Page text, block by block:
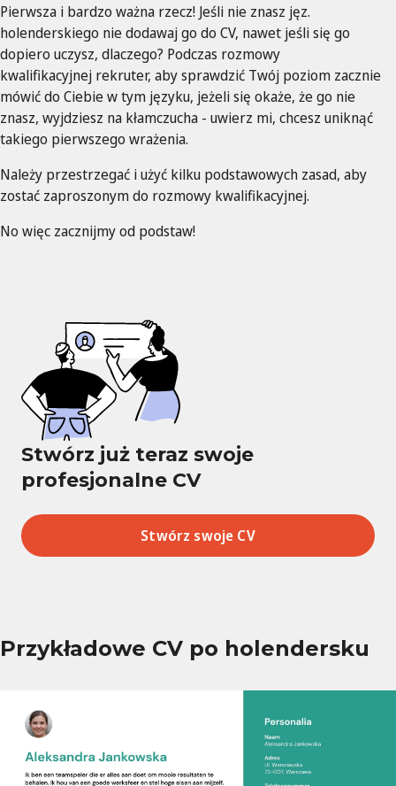
Pierwsza i bardzo ważna rzecz! Jeśli nie znasz jęz.
holenderskiego nie dodawaj go do CV, nawet jeśli się go
dopiero uczysz, dlaczego? Podczas rozmowy
kwalifikacyjnej rekruter, aby sprawdzić Twój poziom zacznie
mówić do Ciebie w tym języku, jeżeli się okaże, że go nie
znasz, wyjdziesz na kłamczucha - uwierz mi, chcesz uniknąć
takiego pierwszego wrażenia.
Należy przestrzegać i użyć kilku podstawowych zasad, aby
zostać zaproszonym do rozmowy kwalifikacyjnej.
No więc zacznijmy od podstaw!
Stwórz już teraz swoje
profesjonalne CV
Stwórz swoje CV
Przykładowe CV po holendersku